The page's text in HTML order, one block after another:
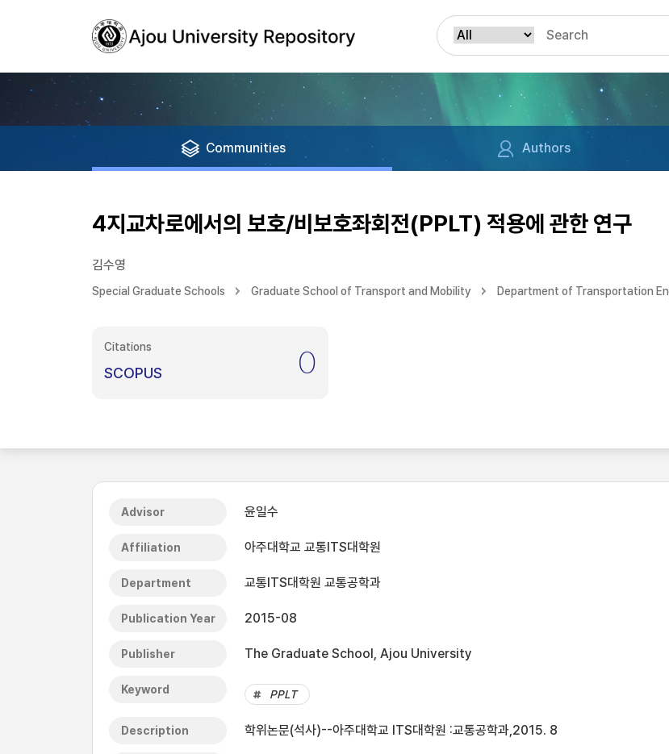
Communities Authors
4지교차로에서의 보호/비보호좌회전(PPLT) 적용에 관한 연구
김수영
Special Graduate Schools Graduate School of Transport and Mobility Department of Transportation
Citations
SCOPUS 0
Advisor 윤일수
Affiliation 아주대학교 교통ITS대학원
Department 교통ITS대학원 교통공학과
Publication Year 2015-08
Publisher The Graduate School, Ajou University
Keyword PPLT
Description 학위논문(석사)--아주대학교 ITS대학원 :교통공학과,2015. 8